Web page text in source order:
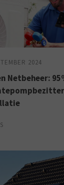
2024
Netbeheer: